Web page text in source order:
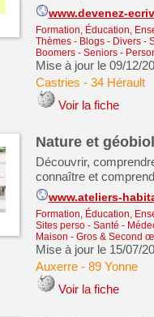
www.devenez-
Formation, Éducation,
Thèmes - Blogs - Divers -
Boomers - Seniors -
Mise à jour le 09/12/
Castries - 34 Hérault
Voir la fiche
Nature et
Découvrir,
connaître et
www.ateliers-
Formation, Éducation,
Sites perso- Santé -
Maison - Gros & Second
Mise à jour le 15/07/
Auxerre- 89 Yonne
Voir la fiche